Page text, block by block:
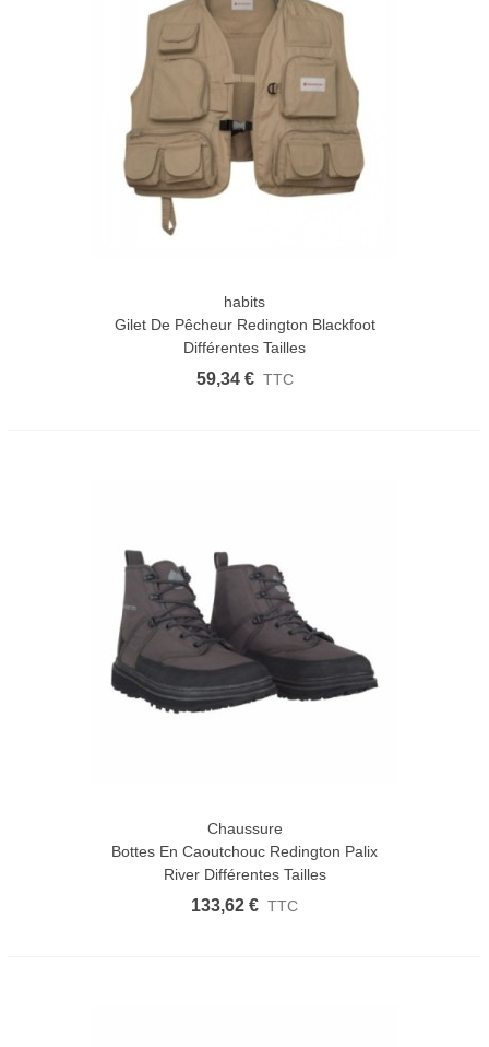
habits
Gilet De Pêcheur Redington Blackfoot
Différentes Tailles
59,34 € TTC
Chaussure
Bottes En Caoutchouc Redington Palix
River Différentes Tailles
133,62 € TTC